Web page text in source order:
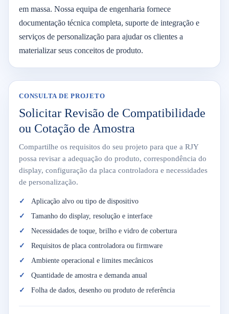
em massa. Nossa equipa de engenharia fornece
documentação técnica completa, suporte de integração e
serviços de personalização para ajudar os clientes a
materializar seus conceitos de produto.
CONSULTA DE PROJETO
Solicitar Revisão de Compatibilidade
ou Cotação de Amostra
Compartilhe os requisitos do seu projeto para que a RJY
possa revisar a adequação do produto, correspondência do
display, configuração da placa controladora e necessidades
de personalização.
Aplicação alvo ou tipo de dispositivo
Tamanho do display, resolução e interface
Necessidades de toque, brilho e vidro de cobertura
Requisitos de placa controladora ou firmware
Ambiente operacional e limites mecânicos
Quantidade de amostra e demanda anual
Folha de dados, desenho ou produto de referência